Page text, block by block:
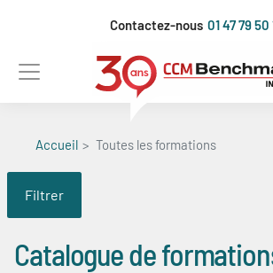
principal
Contactez-nous 01 47 79 50
Accueil Toutes les formations
Filtrer
Catalogue de